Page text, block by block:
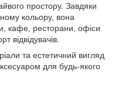
простору. Завдяки
кольору, вона
кафе, ресторани, офіси
відвідувачів.
та естетичний вигляд
для будь-якого